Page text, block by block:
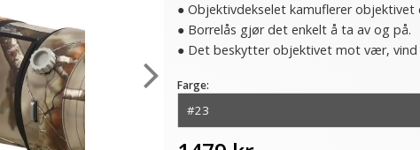
● Objektivdekselet kamuflerer objektivet
● Borrelås gjør det enkelt å ta av og på.
● Det beskytter objektivet mot vær,
Farge: